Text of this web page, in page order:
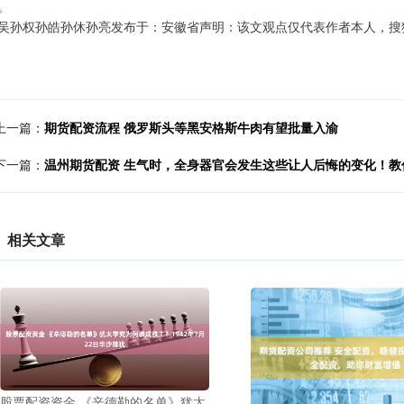
孙权孙皓孙休孙亮发布于：安徽省声明：该文观点仅代表作者本人，
一篇： 期货配资流程 俄罗斯头等黑安格斯牛肉有望批量入渝
一篇： 温州期货配资 生气时，全身器官会发生这些让人后悔的变化！
相关文章